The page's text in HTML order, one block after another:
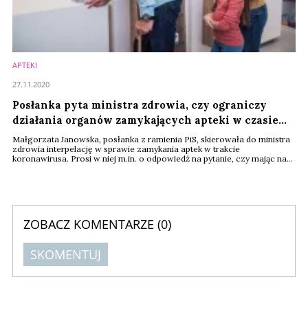
APTEKI
Posłanka pyta ministra zdrowia, czy ograniczy
działania organów zamykających apteki w czasie
COVID
Małgorzata Janowska, posłanka z ramienia PiS, skierowała do ministra
zdrowia interpelację w sprawie zamykania aptek w trakcie
koronawirusa. Prosi w niej m.in. o odpowiedź na pytanie, czy mając na
27.11.2020
ZOBACZ KOMENTARZE (0)
SKOMENTUJ